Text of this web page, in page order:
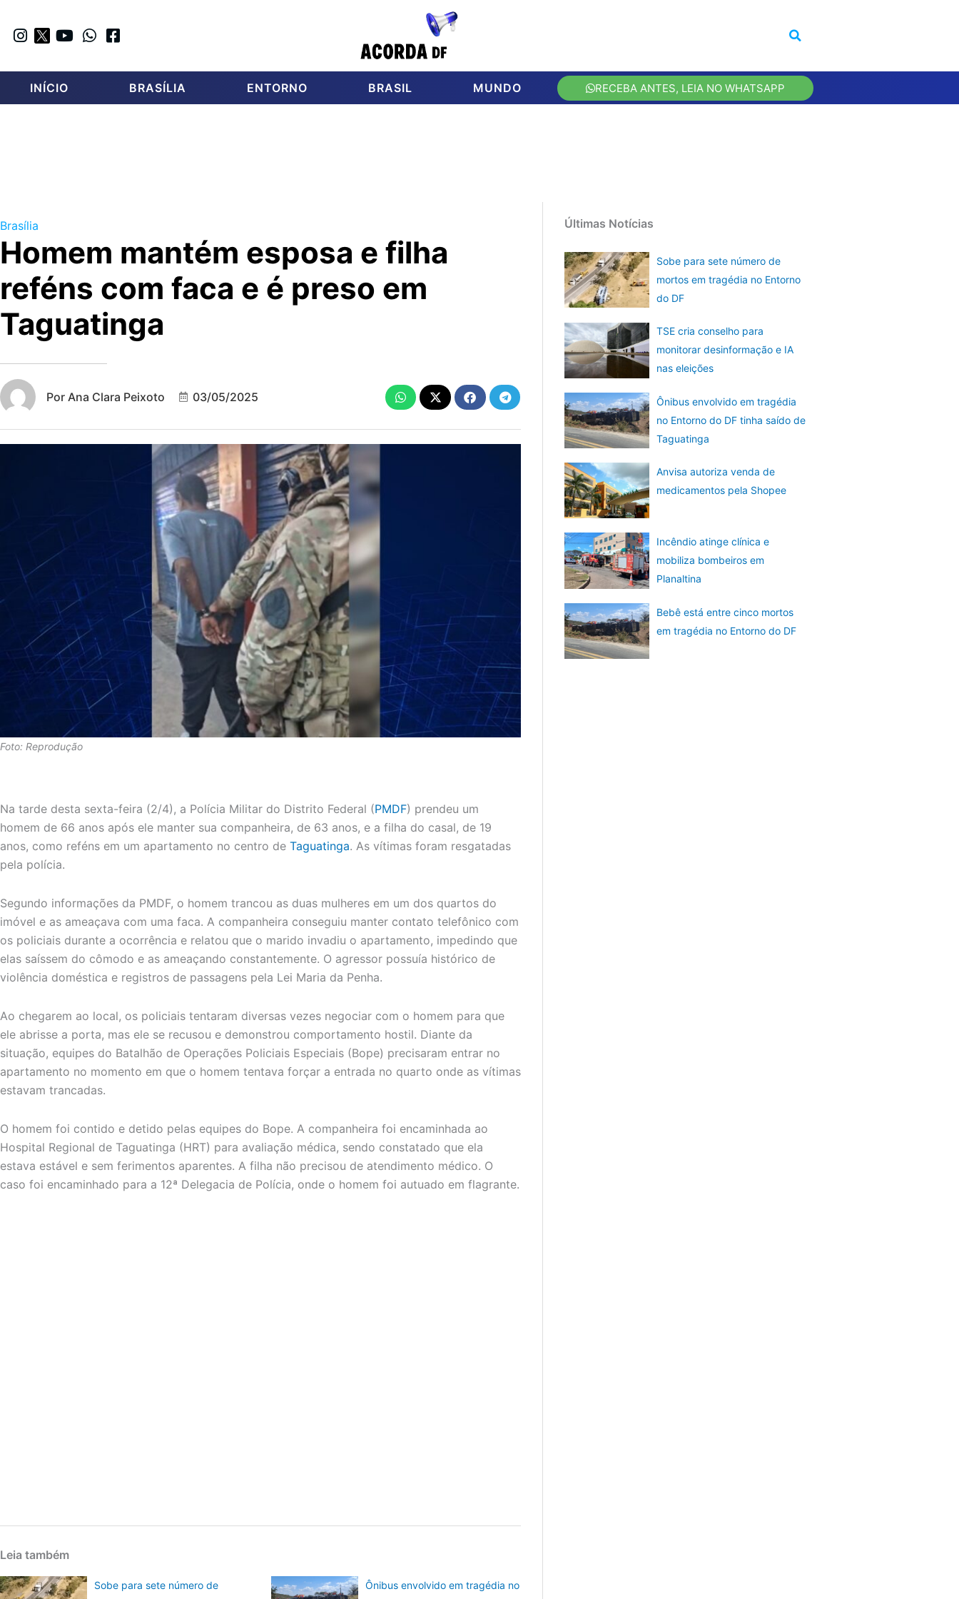
INÍCIO BRASÍLIA ENTORNO BRASIL MUNDO RECEBA ANTES, LEIA NO WHATSAPP
Brasília
Homem mantém esposa e filha
reféns com faca e é preso em
Taguatinga
Por Ana Clara Peixoto 03/05/2025
Foto: Reprodução
Na tarde desta sexta-feira (2/4), a Polícia Militar do Distrito Federal (PMDF) prendeu um
homem de 66 anos após ele manter sua companheira, de 63 anos, e a filha do casal, de 19
anos, como reféns em um apartamento no centro de Taguatinga. As vítimas foram resgatadas
pela polícia.
Segundo informações da PMDF, o homem trancou as duas mulheres em um dos quartos do
imóvel e as ameaçava com uma faca. A companheira conseguiu manter contato telefônico com
os policiais durante a ocorrência e relatou que o marido invadiu o apartamento, impedindo que
elas saíssem do cômodo e as ameaçando constantemente. O agressor possuía histórico de
violência doméstica e registros de passagens pela Lei Maria da Penha.
Ao chegarem ao local, os policiais tentaram diversas vezes negociar com o homem para que
ele abrisse a porta, mas ele se recusou e demonstrou comportamento hostil. Diante da
situação, equipes do Batalhão de Operações Policiais Especiais (Bope) precisaram entrar no
apartamento no momento em que o homem tentava forçar a entrada no quarto onde as vítimas
estavam trancadas.
O homem foi contido e detido pelas equipes do Bope. A companheira foi encaminhada ao
Hospital Regional de Taguatinga (HRT) para avaliação médica, sendo constatado que ela
estava estável e sem ferimentos aparentes. A filha não precisou de atendimento médico. O
caso foi encaminhado para a 12ª Delegacia de Polícia, onde o homem foi autuado em flagrante.
Leia também
Sobe para sete número de
Ônibus envolvido em tragédia no
Últimas Notícias
Sobe para sete número de
mortos em tragédia no Entorno
do DF
TSE cria conselho para
monitorar desinformação e IA
nas eleições
Ônibus envolvido em tragédia
no Entorno do DF tinha saído de
Taguatinga
Anvisa autoriza venda de
medicamentos pela Shopee
Incêndio atinge clínica e
mobiliza bombeiros em
Planaltina
Bebê está entre cinco mortos
em tragédia no Entorno do DF